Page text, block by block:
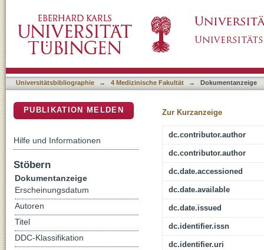
Universitätsbibliographie → 4 Medizinische Fakultät → Dokumentanzeige
Zur Kurzanzeige
dc.contributor.author
dc.contributor.author
dc.date.accessioned
dc.date.available
dc.date.issued
dc.identifier.issn
dc.identifier.uri
PUBLIKATION MELDEN
Hilfe und Informationen
Stöbern
Dokumentanzeige
Erscheinungsdatum
Autoren
Titel
DDC-Klassifikation